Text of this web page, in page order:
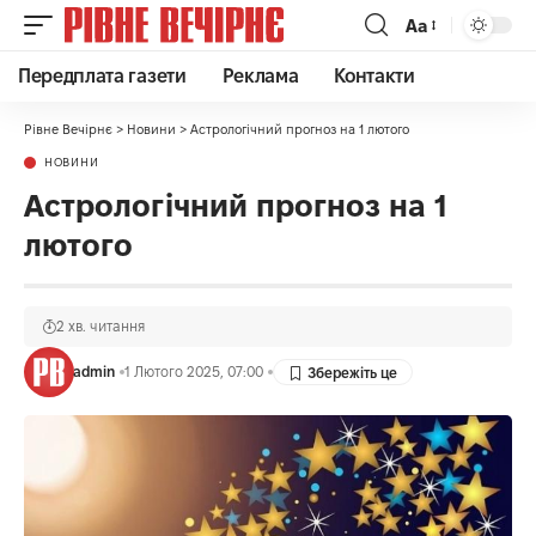
Аа
Передплата газети Реклама Контакти
Рівне Вечірнє > Новини > Астрологічний прогноз на 1 лютого
НОВИНИ
Астрологічний прогноз на 1
лютого
admin 1 Лютого 2025, 07:00
2 хв. читання